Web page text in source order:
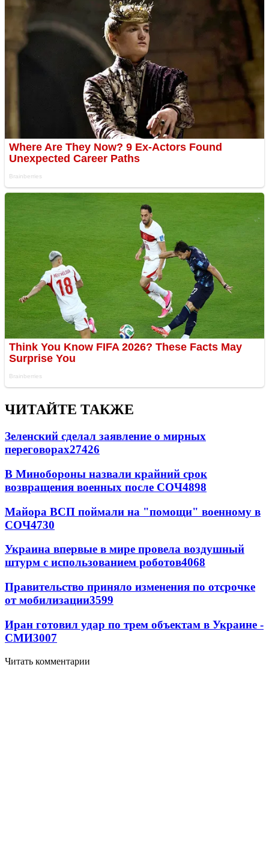
ЧИТАЙТЕ ТАКЖЕ
Зеленский сделал заявление о мирных
переговорах27426
В Минобороны назвали крайний срок
возвращения военных после СОЧ4898
Майора ВСП поймали на "помощи" военному в
СОЧ4730
Украина впервые в мире провела воздушный
штурм с использованием роботов4068
Правительство приняло изменения по отсрочке
от мобилизации3599
Иран готовил удар по трем объектам в Украине -
СМИ3007
Читать комментарии